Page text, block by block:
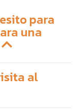
para
una
al